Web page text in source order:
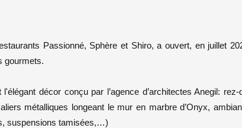
Passionné, Sphère et Shiro, a ouvert, en juillet
gourmets.
décor conçu par l’agence d’architectes Anegil: rez-
métalliques longeant le mur en marbre d’Onyx,
suspensions tamisées,…)